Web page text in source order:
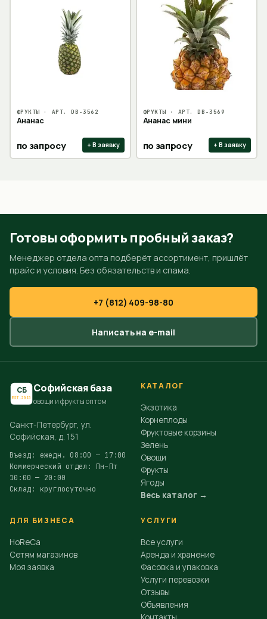
ФРУКТЫ · АРТ.DB-3562
Ананас
по запросу + В заявку
ФРУКТЫ · АРТ.DB-3569
Ананас мини
по запросу + В заявку
Готовы оформить пробный заказ?
Менеджер отдела опта подберёт ассортимент, пришлёт
прайс и условия. Без обязательств и спама.
+7 (812) 409-98-80
Написать на e-mail
СБ
EST.2015
Софийская база
овощи и фрукты оптом
Санкт-Петербург, ул.
Софийская, д. 151
Въезд: ежедн. 08:00 — 17:00
Коммерческий отдел: Пн–Пт
10:00 — 20:00
Склад: круглосуточно
КАТАЛОГ
Экзотика
Корнеплоды
Фруктовые корзины
Зелень
Овощи
Фрукты
Ягоды
Весь каталог →
ДЛЯ БИЗНЕСА
HoReCa
Сетям магазинов
Моя заявка
УСЛУГИ
Все услуги
Аренда и хранение
Фасовка и упаковка
Услуги перевозки
Отзывы
Объявления